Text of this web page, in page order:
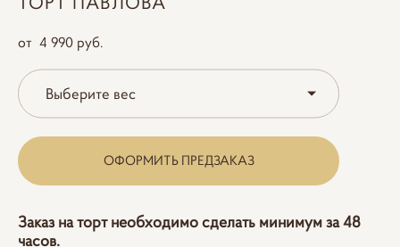
от 4 990 pуб.
Выберите вес
ОФОРМИТЬ ПРЕДЗАКАЗ
Заказ на торт необходимо сделать минимум за 48
часов.